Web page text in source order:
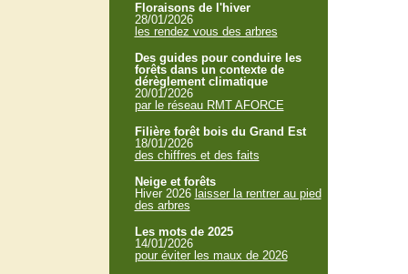
Floraisons de l'hiver
28/01/2026
les rendez vous des arbres
Des guides pour conduire les
forêts dans un contexte de
dérèglement climatique
20/01/2026
par le réseau RMT AFORCE
Filière forêt bois du Grand Est
18/01/2026
des chiffres et des faits
Neige et forêts
Hiver 2026 laisser la rentrer au pied
des arbres
Les mots de 2025
14/01/2026
pour éviter les maux de 2026